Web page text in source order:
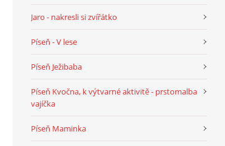
Jaro - nakresli si zvířátko
Píseň - V lese
Píseň Ježibaba
Píseň Kvočna, k výtvarné aktivitě - prstomalba
vajíčka
Píseň Maminka